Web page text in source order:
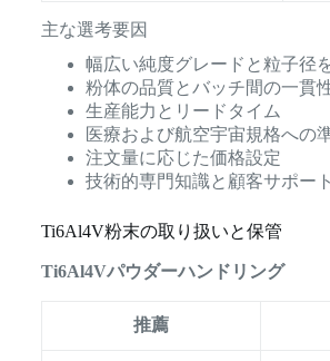
主な選考要因
幅広い純度グレードと粒子径
粉体の品質とバッチ間の一貫
生産能力とリードタイム
医療および航空宇宙規格への
注文量に応じた価格設定
技術的専門知識と顧客サポート
Ti6Al4V粉末の取り扱いと保管
Ti6Al4Vパウダーハンドリング
推薦